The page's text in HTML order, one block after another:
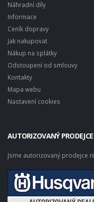
Náhradní díly
Informace
Ceník dopravy
Jak nakupovat
Nákup na splátky
Odstoupení od smlouvy
Kontakty
Mapa webu
Nastavení cookies
AUTORIZOVANÝ PRODEJCE
Jsme autorizovaný prodejce